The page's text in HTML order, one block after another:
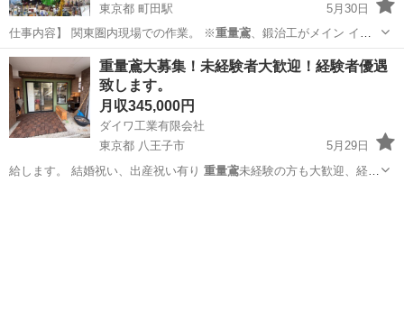
東京都 町田駅
5月30日
仕事内容】 関東圏内現場での作業。 ※重量鳶、鍛治工がメイン イン
フラ事業工事 …
東京 町田市 町田駅 鳶職 人手不足
重量鳶大募集！未経験者大歓迎！経験者優遇
致します。
月収345,000円
ダイワ工業有限会社
東京都 八王子市
5月29日
給します。 結婚祝い、出産祝い有り 重量鳶未経験の方も大歓迎、経験